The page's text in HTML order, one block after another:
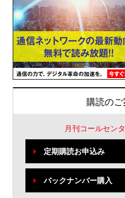
購読の
月刊コールセン
定期購読お申込み
バックナンバー購入